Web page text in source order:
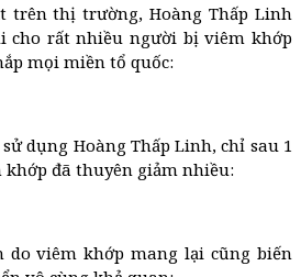
trên thị trường, Hoàng Thấp Linh
cho rất nhiều người bị viêm khớp
mọi miền tổ quốc:
dụng Hoàng Thấp Linh, chỉ sau 1
đã thuyên giảm nhiều:
do viêm khớp mang lại cũng biến